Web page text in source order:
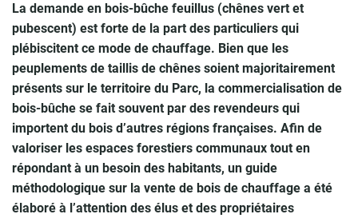
La demande en bois-bûche feuillus (chênes vert et
pubescent) est forte de la part des particuliers qui
plébiscitent ce mode de chauffage. Bien que les
peuplements de taillis de chênes soient majoritairement
présents sur le territoire du Parc, la commercialisation de
bois-bûche se fait souvent par des revendeurs qui
importent du bois d’autres régions françaises. Afin de
valoriser les espaces forestiers communaux tout en
répondant à un besoin des habitants, un guide
méthodologique sur la vente de bois de chauffage a été
élaboré à l’attention des élus et des propriétaires